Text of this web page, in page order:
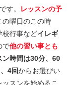
です。 レッスンの予
の曜日のこの時
校行事などイレギ
で他の習い事とも
ン時間は30分、60
4回からお選びい
スンを始めるこ